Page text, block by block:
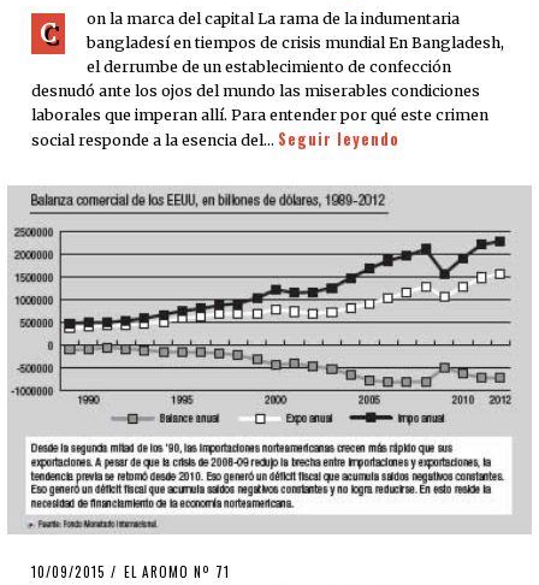
C
on la marca del capital La rama de la indumentaria
bangladesí en tiempos de crisis mundial En Bangladesh,
el derrumbe de un establecimiento de confección
desnudó ante los ojos del mundo las miserables condiciones
laborales que imperan allí. Para entender por qué este crimen
social responde a la esencia del… Seguir leyendo
POSTED
10/09/2015 EL AROMO Nº 71